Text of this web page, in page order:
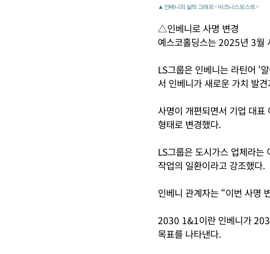
▲ 인베니의 실적 그래프 < 비즈니스포스트 >
△인베니로 사명 변경
예스코홀딩스는 2025년 3월
LS그룹은 인베니는 라틴어 ‘
서 인베니가 새로운 가치 발
사명이 개편되면서 기업 대
형태로 변경했다.
LS그룹은 도시가스 업체라는
작업의 일환이라고 강조했다.
인베니 관계자는 “이번 사명
2030 1&1이란 인베니가
목표를 나타낸다.